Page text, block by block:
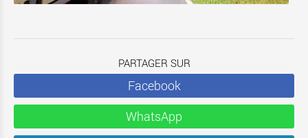
PARTAGER SUR
Facebook
WhatsApp